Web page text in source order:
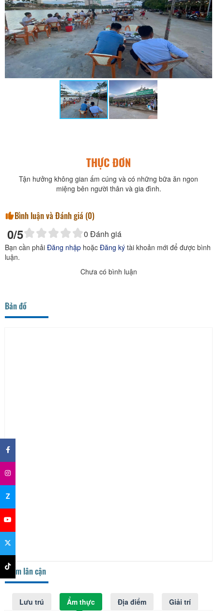
THỰC ĐƠN
Tận hưởng không gian ấm cúng và có những bữa ăn ngon
miệng bên người thân và gia đình.
Bình luận và Đánh giá (0)
0/5 0 Đánh giá
Bạn cần phải Đăng nhập hoặc Đăng ký tài khoản mới để được bình
luận.
Chưa có bình luận
Bản đồ
Điểm lân cận
Lưu trú Ẩm thực Địa điểm Giải trí
×
Z